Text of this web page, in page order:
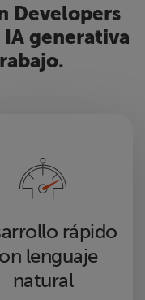
Developers
generativa
rápido
lenguaje
natural